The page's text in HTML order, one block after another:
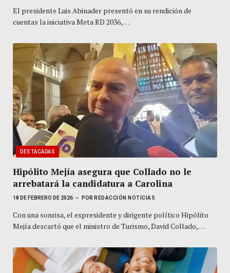
El presidente Luis Abinader presentó en su rendición de
cuentas la iniciativa Meta RD 2036,…
DESTACADAS
Hipólito Mejía asegura que Collado no le
arrebatará la candidatura a Carolina
18 DE FEBRERO DE 2026 POR REDACCIÓN NOTICIAS
Con una sonrisa, el expresidente y dirigente político Hipólito
Mejía descartó que el ministro de Turismo, David Collado,…